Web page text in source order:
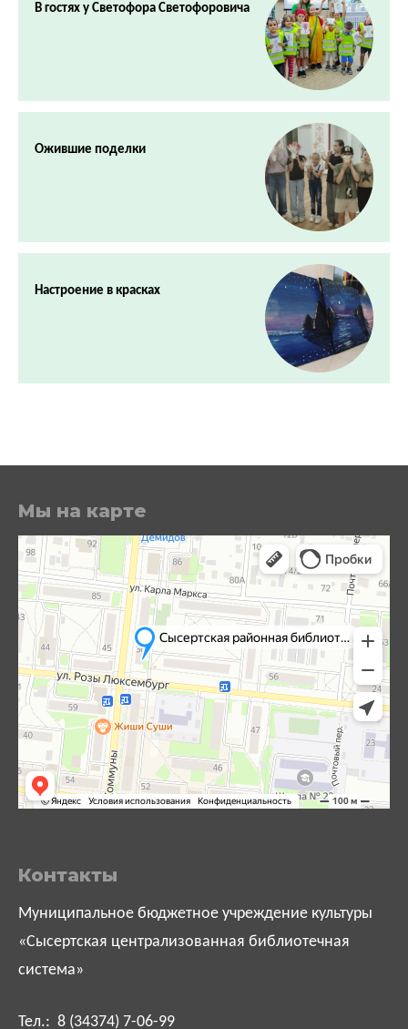
В гостях у Светофора Светофоровича
Ожившие поделки
Настроение в красках
Мы на карте
Контакты
Муниципальное бюджетное учреждение культуры
«Сысертская централизованная библиотечная
система»
Тел.: 8 (34374) 7-06-99